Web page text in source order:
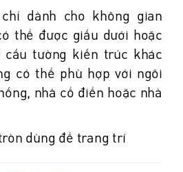
dành cho không gian
thể được giấu dưới hoặc
tường kiến trúc khác
có thể phù hợp với ngôi
nhà cổ điển hoặc nhà